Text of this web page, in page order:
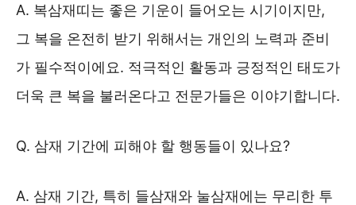
A. 복삼재띠는 좋은 기운이 들어오는 시기이지만,
그 복을 온전히 받기 위해서는 개인의 노력과 준비
가 필수적이에요. 적극적인 활동과 긍정적인 태도가
더욱 큰 복을 불러온다고 전문가들은 이야기합니다.
Q. 삼재 기간에 피해야 할 행동들이 있나요?
A. 삼재 기간, 특히 들삼재와 눌삼재에는 무리한 투